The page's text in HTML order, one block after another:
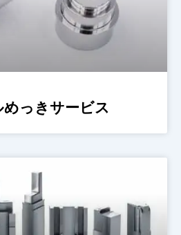
っきサービス